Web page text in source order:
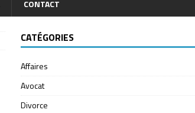
CONTACT
CATÉGORIES
Affaires
Avocat
Divorce